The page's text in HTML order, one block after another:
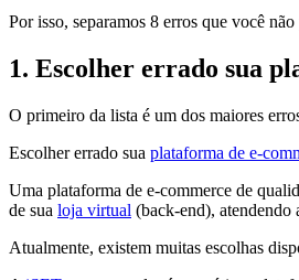
Por isso, separamos 8 erros que você
1. Escolher errado sua
O primeiro da lista é um dos maiores
Escolher errado sua plataforma de e-
Uma plataforma de e-commerce de
de sua loja virtual (back-end), atendendo
Atualmente, existem muitas escolhas